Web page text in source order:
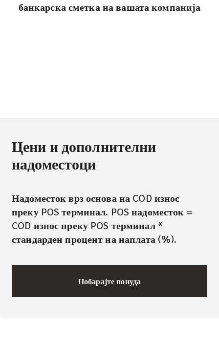
банкарска сметка на вашата компанија
Цени и дополнителни
надоместоци
Надоместок врз основа на COD износ
преку POS терминал. POS надоместок =
COD износ преку POS терминал *
стандарден процент на наплата (%).
Побарајте понуда